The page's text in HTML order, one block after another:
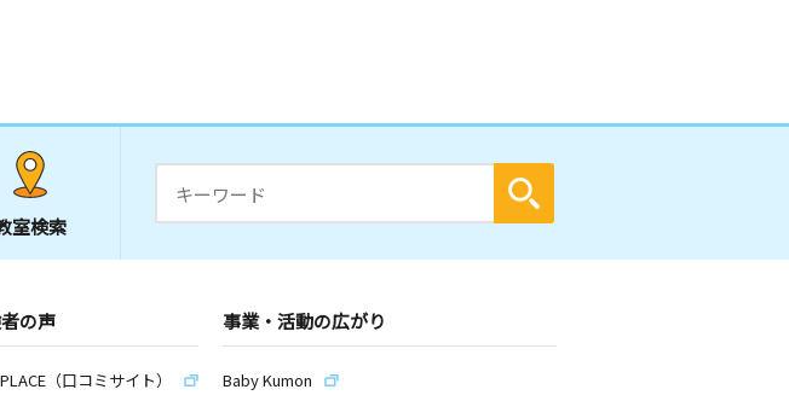
室検索
の声
（口コミサイト）
事業・活動の広がり
Baby Kumon